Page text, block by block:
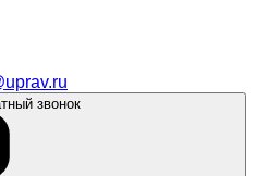
звонок